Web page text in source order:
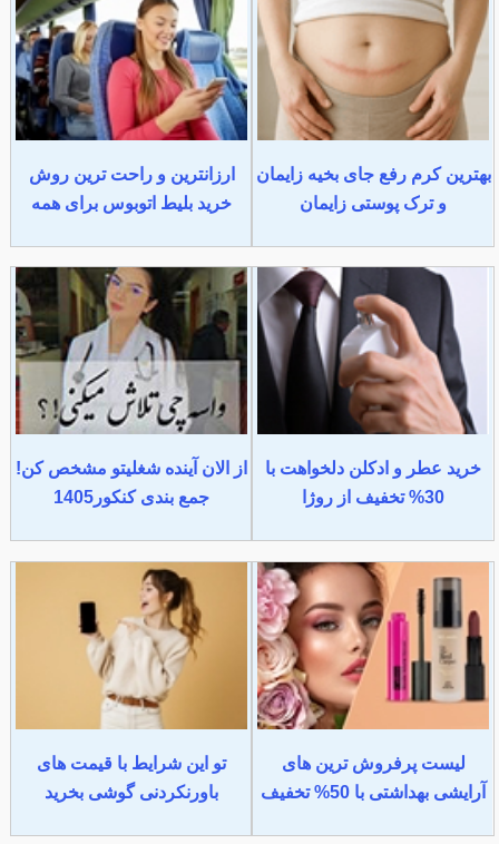
بهترین کرم رفع جای بخیه زایمان
و ترک پوستی زایمان
ارزانترین و راحت ترین روش
خرید بلیط اتوبوس برای همه
خرید عطر و ادکلن دلخواهت با
30% تخفیف از روژا
از الان آینده شغلیتو مشخص کن!
جمع بندی کنکور1405
لیست پرفروش ترین های
آرایشی بهداشتی با 50% تخفیف
تو این شرایط با قیمت های
باورنکردنی گوشی بخرید